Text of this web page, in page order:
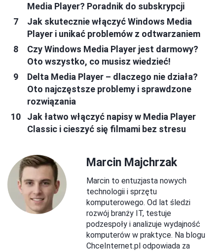
Media Player? Poradnik do subskrypcji
Jak skutecznie włączyć Windows Media
Player i unikać problemów z odtwarzaniem
Czy Windows Media Player jest darmowy?
Oto wszystko, co musisz wiedzieć!
Delta Media Player – dlaczego nie działa?
Oto najczęstsze problemy i sprawdzone
rozwiązania
Jak łatwo włączyć napisy w Media Player
Classic i cieszyć się filmami bez stresu
Marcin Majchrzak
Marcin to entuzjasta nowych
technologii i sprzętu
komputerowego. Od lat śledzi
rozwój branży IT, testuje
podzespoły i analizuje wydajność
komputerów w praktyce. Na blogu
ChceInternet.pl odpowiada za